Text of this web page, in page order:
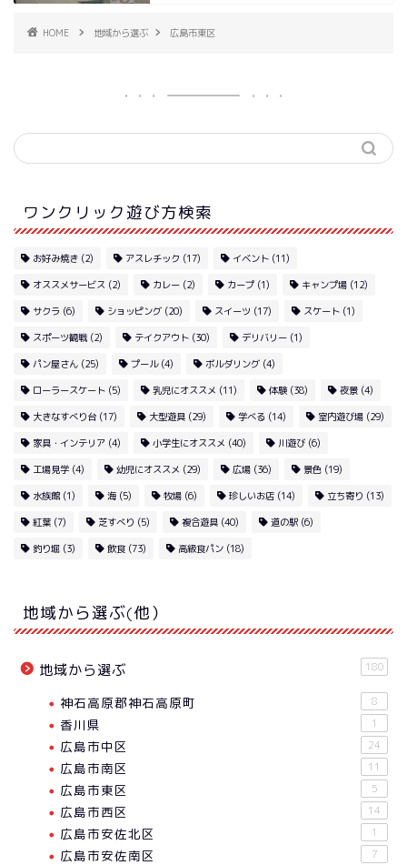
HOME 地域から選ぶ 広島市東区
ワンクリック遊び方検索
お好み焼き (2) アスレチック (17) イベント (11)
オススメサービス (2) カレー (2) カープ (1) キャンプ場 (12)
サクラ (6) ショッピング (20) スイーツ (17) スケート (1)
スポーツ観戦(2) テイクアウト (30) デリバリー (1)
パン屋さん (25) プール(4) ボルダリング (4)
ローラースケート (5) 乳児にオススメ (11) 体験 (38) 夜景 (4)
大きなすべり台 (17) 大型遊具 (29) 学べる (14) 室内遊び場 (29)
家具・インテリア (4) 小学生にオススメ (40) 川遊び (6)
工場見学 (4) 幼児にオススメ (29) 広場 (36) 景色 (19)
水族館(1) 海 (5) 牧場 (6) 珍しいお店 (14) 立ち寄り (13)
紅葉 (7) 芝すべり (5) 複合遊具 (40) 道の駅 (6)
釣り堀 (3) 飲食(73) 高級食パン (18)
地域から選ぶ(他）
地域から選ぶ 180
神石高原郡神石高原町 8
香川県 1
広島市中区 24
広島市南区 11
広島市東区 5
広島市西区 14
広島市安佐北区 1
広島市安佐南区 7